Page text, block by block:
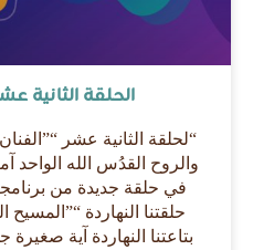
الحلقة الثانية
“لحلقة الثانية عشر
والروح القدُس الله الواحد
في حلقة جديدة من
حلقتنا النهاردة “”المسيح
بتاعتنا النهاردة آية صغيرة